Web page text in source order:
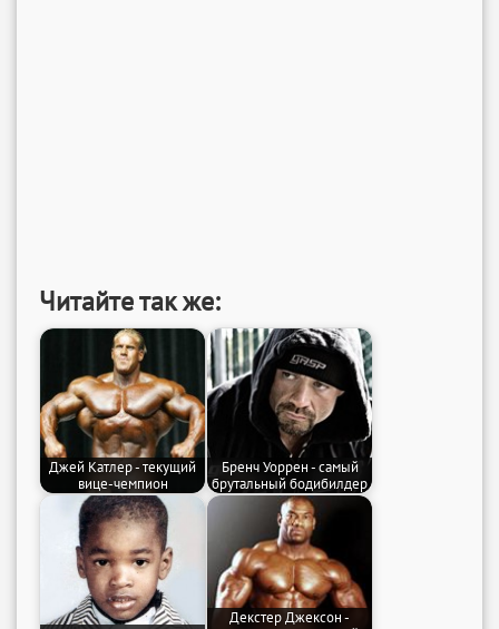
Читайте так же:
Джей Катлер - текущий
вице-чемпион
Бренч Уоррен - самый
брутальный бодибилдер
Декстер Джексон -